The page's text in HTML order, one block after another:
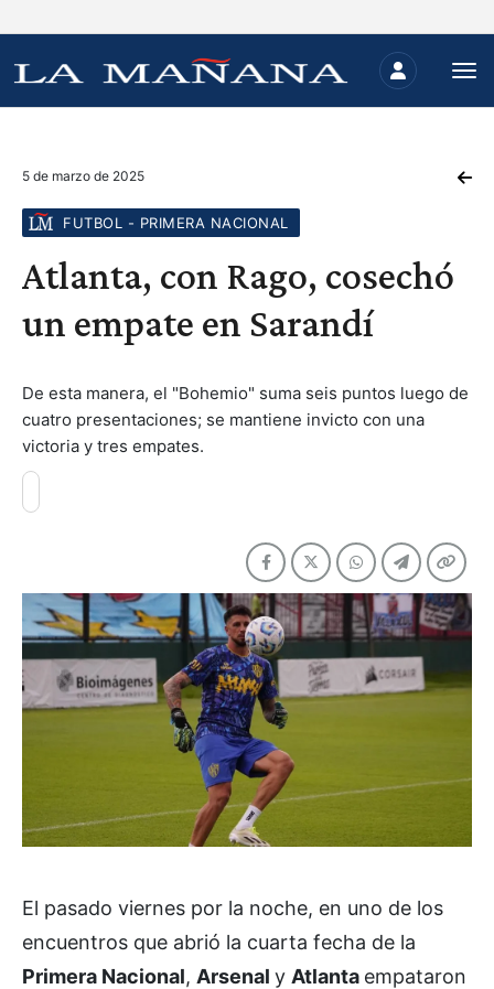
5 de marzo de 2025
FUTBOL - PRIMERA NACIONAL
Atlanta, con Rago, cosechó
un empate en Sarandí
De esta manera, el "Bohemio" suma seis puntos luego de
cuatro presentaciones; se mantiene invicto con una
victoria y tres empates.
El pasado viernes por la noche, en uno de los
encuentros que abrió la cuarta fecha de la
Primera Nacional, Arsenal y Atlanta empataron